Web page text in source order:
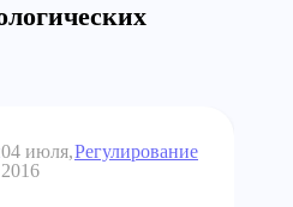
04 июля,
2016
Регулирование